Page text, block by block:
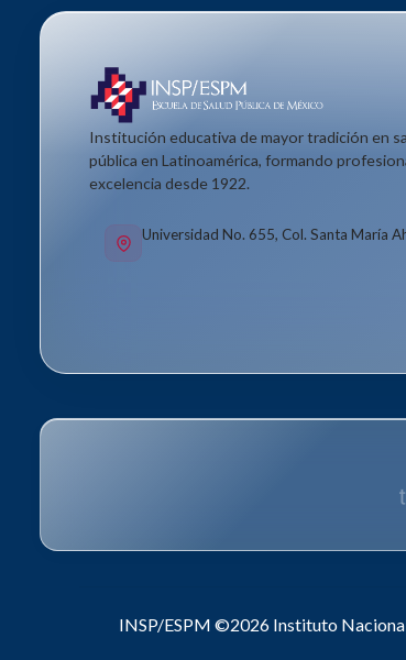
Institución educativa de mayor tradición en
pública en Latinoamérica, formando
excelencia desde 1922.
Universidad No. 655, Col. Santa María
INSP/ESPM ©2026 Instituto